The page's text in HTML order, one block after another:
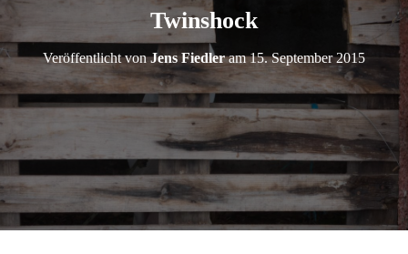
Twinshock
Veröffentlicht vonJens Fiedleram15. September 2015